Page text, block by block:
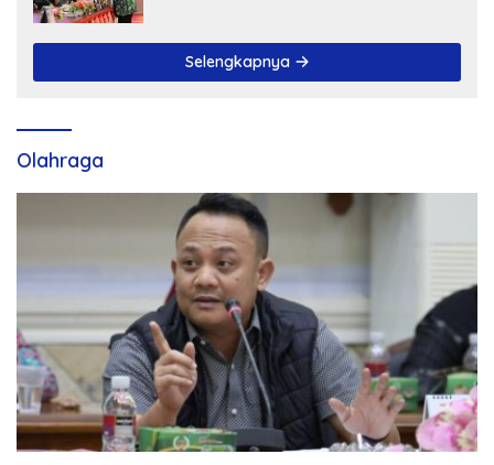
Selengkapnya
Olahraga